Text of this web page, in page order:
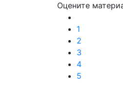
Оцените
1
2
3
4
5